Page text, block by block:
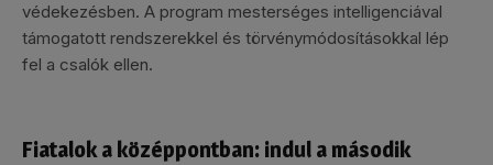
védekezésben. A program mesterséges intelligenciával
támogatott rendszerekkel és törvénymódosításokkal lép
fel a csalók ellen.
Fiatalok a középpontban: indul a második